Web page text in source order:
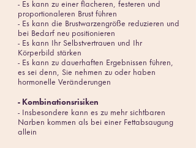
- Es kann zu einer flacheren, festeren und
proportionaleren Brust führen
- Es kann die Brustwarzengröße reduzieren und
bei Bedarf neu positionieren
- Es kann Ihr Selbstvertrauen und Ihr
Körperbild stärken
- Es kann zu dauerhaften Ergebnissen führen,
es sei denn, Sie nehmen zu oder haben
hormonelle Veränderungen
- Kombinationsrisiken
- Insbesondere kann es zu mehr sichtbaren
Narben kommen als bei einer Fettabsaugung
allein